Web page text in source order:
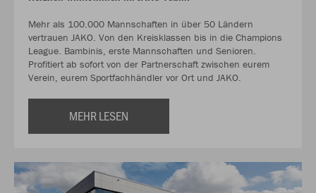
Mehr als 100.000 Mannschaften in über 50 Ländern
vertrauen JAKO. Von den Kreisklassen bis in die Champions
League. Bambinis, erste Mannschaften und Senioren.
Profitiert ab sofort von der Partnerschaft zwischen eurem
Verein, eurem Sportfachhändler vor Ort und JAKO.
MEHR LESEN